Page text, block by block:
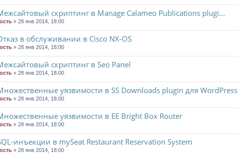
скриптинг в Manage Calameo Publications plugi...
» 28 янв 2014, 18:00
в обслуживании в Cisco NX-OS
» 28 янв 2014, 18:00
скриптинг в Seo Panel
» 28 янв 2014, 18:00
уязвимости в SS Downloads plugin для WordPress
» 28 янв 2014, 18:00
уязвимости в EE Bright Box Router
» 28 янв 2014, 18:00
инъекции в mySeat Restaurant Reservation System
» 28 янв 2014, 18:00